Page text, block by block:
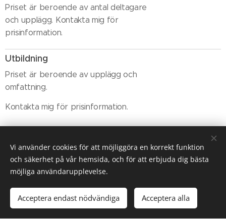
Priset är beroende av antal deltagare
och upplägg. Kontakta mig för
prisinformation.
Utbildning
Priset är beroende av upplägg och
omfattning.
Kontakta mig för prisinformation.
Behöver du av-/omboka uppskattar jag om du gör det i
så god tid som möjligt,
Uteblivna besök och besök som av-/ombokas senare än
Vi använder cookies för att möjliggöra en korrekt funktion
och säkerhet på vår hemsida, och för att erbjuda dig bästa
möjliga användarupplevelse.
Acceptera endast nödvändiga Acceptera alla